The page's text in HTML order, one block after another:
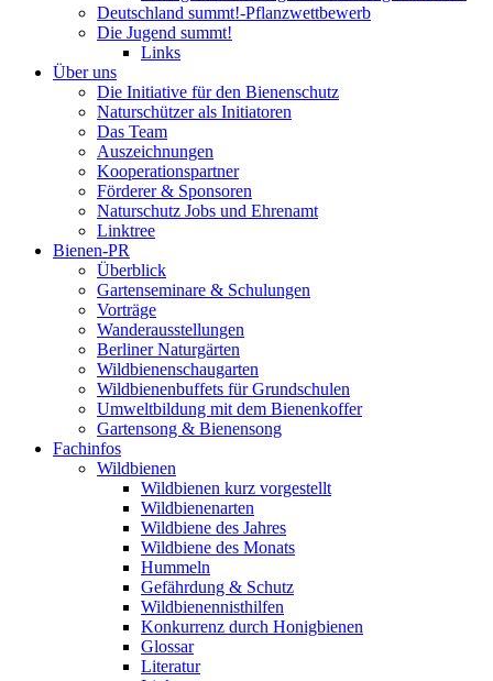
Deutschland summt!-Pflanzwettbewerb
Die Jugend summt!
Links
Über uns
Die Initiative für den Bienenschutz
Naturschützer als Initiatoren
Das Team
Auszeichnungen
Kooperationspartner
Förderer & Sponsoren
Naturschutz Jobs und Ehrenamt
Linktree
Bienen-PR
Überblick
Gartenseminare & Schulungen
Vorträge
Wanderausstellungen
Berliner Naturgärten
Wildbienenschaugarten
Wildbienenbuffets für Grundschulen
Umweltbildung mit dem Bienenkoffer
Gartensong & Bienensong
Fachinfos
Wildbienen
Wildbienen kurz vorgestellt
Wildbienenarten
Wildbiene des Jahres
Wildbiene des Monats
Hummeln
Gefährdung & Schutz
Wildbienennisthilfen
Konkurrenz durch Honigbienen
Glossar
Literatur